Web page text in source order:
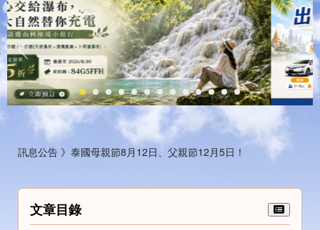
訊息公告 》 泰國母親節8月12日、父親節12月5日！
文章目錄